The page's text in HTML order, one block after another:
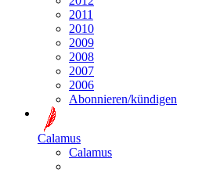
2011
2010
2009
2008
2007
2006
Abonnieren/kündigen
Calamus
Calamus